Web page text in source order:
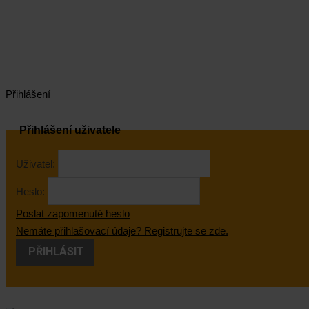
Přihlášení
Přihlášení uživatele
Uživatel:
Heslo:
Poslat zapomenuté heslo
Nemáte přihlašovací údaje? Registrujte se zde.